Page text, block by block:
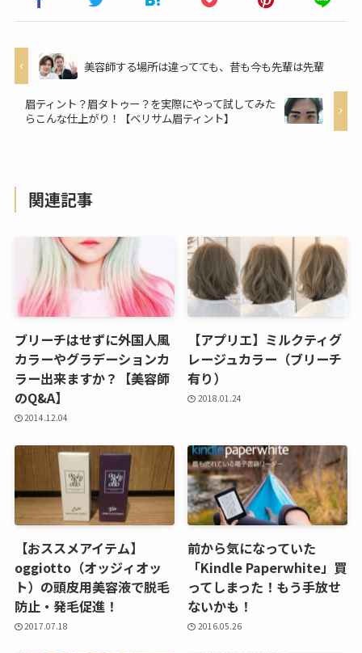
美容師する場所は違ってても、昔も今も先輩は先輩
眉ティント？眉タトゥー？を実際にやって試してみた
らこんな仕上がり！【ベリサム眉ティント】
関連記事
ブリーチはせずに外国人風
カラーやグラデーションカ
ラー出来ますか？【美容師
のQ&A】
2014.12.04
【アプリエ】ミルクティグ
レージュカラー（ブリーチ
有り）
2018.01.24
【おススメアイテム】
oggiotto（オッジィオッ
ト）の頭皮用美容液で脱毛
防止・発毛促進！
2017.07.18
前から気になっていた
「Kindle Paperwhite」買
ってしまった！もう手放せ
ないかも！
2016.05.26